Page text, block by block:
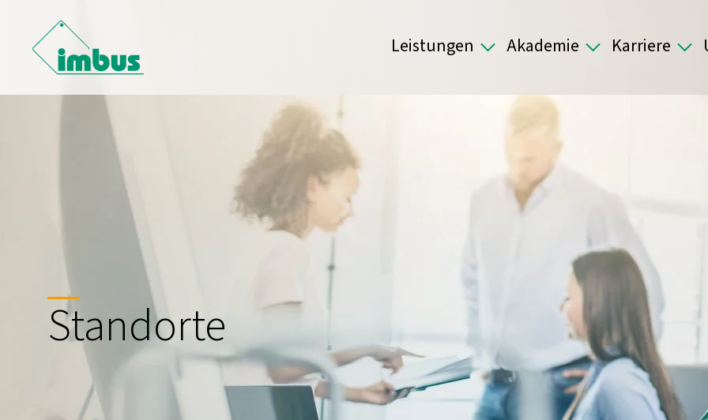
Leistungen Akademie Karriere
Standorte